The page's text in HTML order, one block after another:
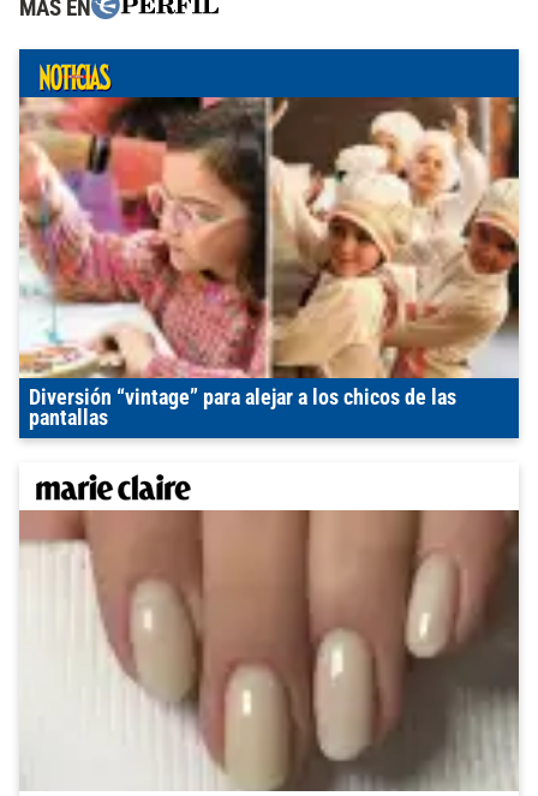
MÁS EN
Diversión “vintage” para alejar a los chicos de las
pantallas